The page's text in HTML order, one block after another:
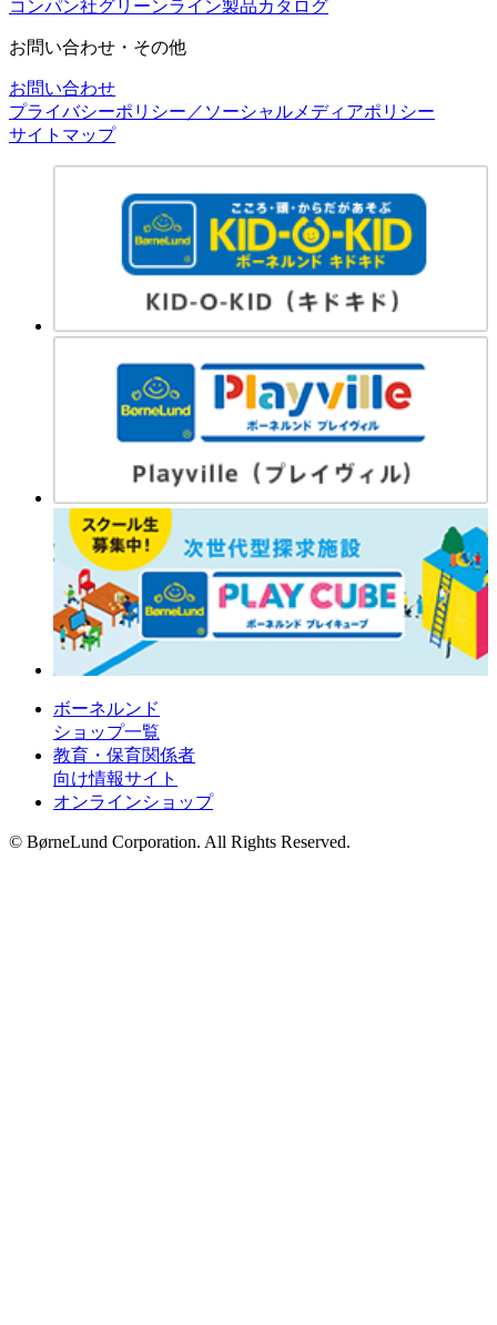
コンパン社グリーンライン製品カタログ
お問い合わせ・その他
お問い合わせ
プライバシーポリシー／ソーシャルメディアポリシー
サイトマップ
ボーネルンド
ショップ一覧
教育・保育関係者
向け情報サイト
オンラインショップ
© BørneLund Corporation. All Rights Reserved.